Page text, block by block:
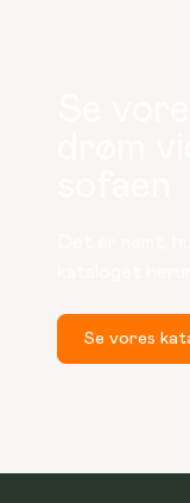
Se vores